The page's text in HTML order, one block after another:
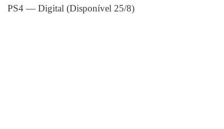
PS4 — Digital (Disponível 25/8)